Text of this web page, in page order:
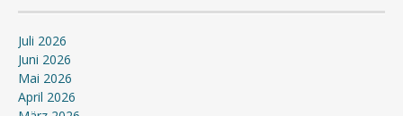
Juli 2026
Juni 2026
Mai 2026
April 2026